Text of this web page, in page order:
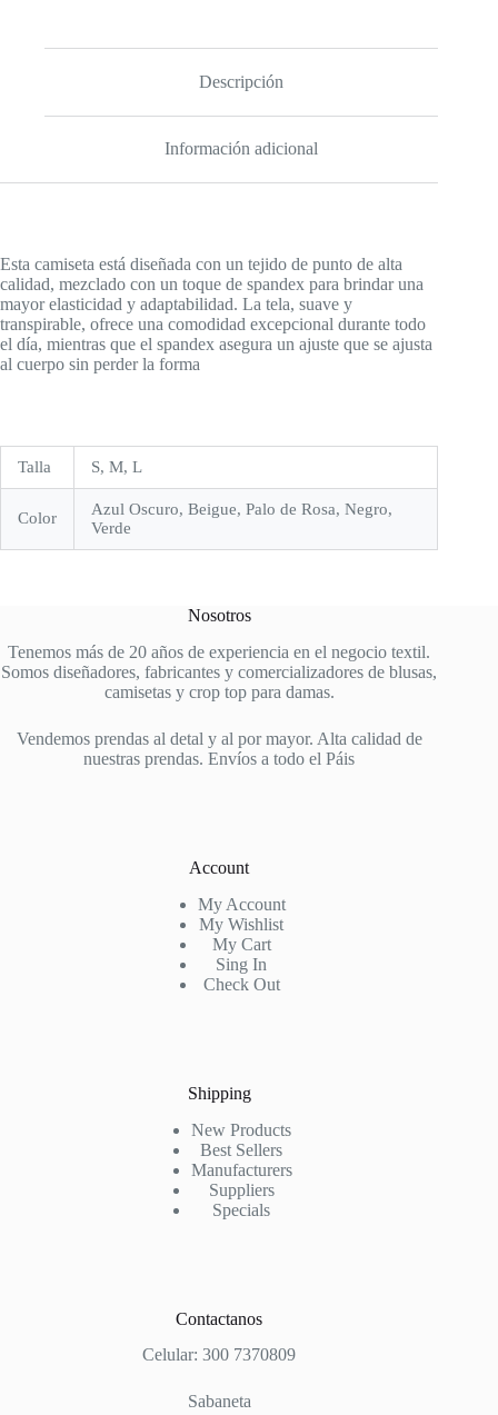
Descripción
Información adicional
Esta camiseta está diseñada con un tejido de punto de alta
calidad, mezclado con un toque de spandex para brindar una
mayor elasticidad y adaptabilidad. La tela, suave y
transpirable, ofrece una comodidad excepcional durante todo
el día, mientras que el spandex asegura un ajuste que se ajusta
al cuerpo sin perder la forma
Talla S, M, L
Color
Azul Oscuro, Beigue, Palo de Rosa, Negro,
Verde
Nosotros
Tenemos más de 20 años de experiencia en el negocio textil.
Somos diseñadores, fabricantes y comercializadores de blusas,
camisetas y crop top para damas.
Vendemos prendas al detal y al por mayor. Alta calidad de
nuestras prendas. Envíos a todo el Páis
Account
My Account
My Wishlist
My Cart
Sing In
Check Out
Shipping
New Products
Best Sellers
Manufacturers
Suppliers
Specials
Contactanos
Celular: 300 7370809
Sabaneta